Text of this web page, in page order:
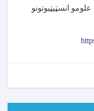
انسټيټيوتونو